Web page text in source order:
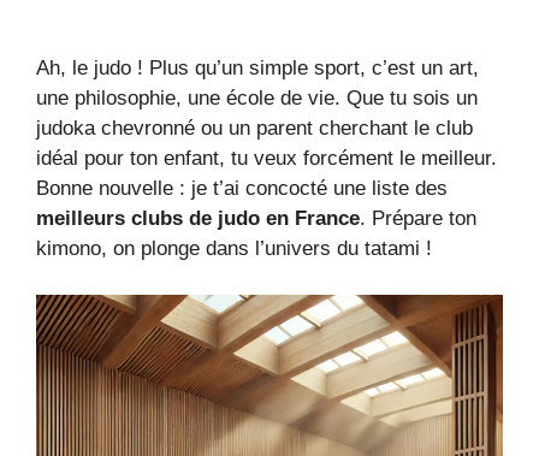
Ah, le judo ! Plus qu’un simple sport, c’est un art,
une philosophie, une école de vie. Que tu sois un
judoka chevronné ou un parent cherchant le club
idéal pour ton enfant, tu veux forcément le meilleur.
Bonne nouvelle : je t’ai concocté une liste des
meilleurs clubs de judo en France. Prépare ton
kimono, on plonge dans l’univers du tatami !